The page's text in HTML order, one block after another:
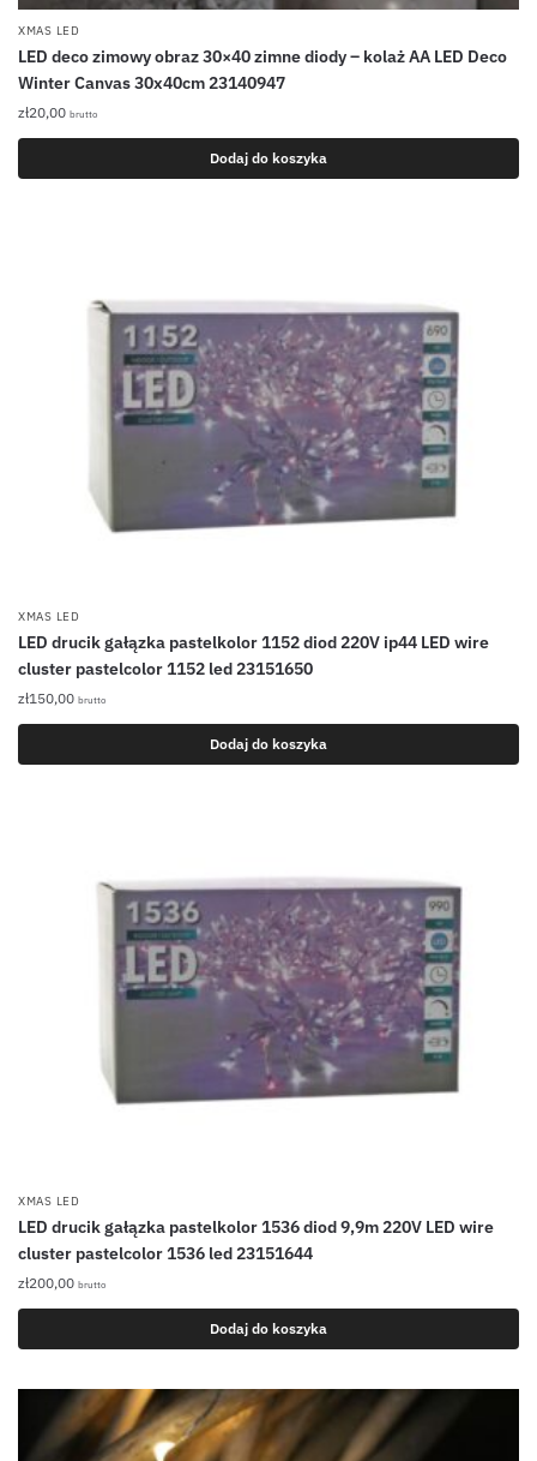
XMAS LED
LED deco zimowy obraz 30×40 zimne diody – kolaż AA LED Deco
Winter Canvas 30x40cm 23140947
zł20,00 brutto
Dodaj do koszyka
XMAS LED
LED drucik gałązka pastelkolor 1152 diod 220V ip44 LED wire
cluster pastelcolor 1152 led 23151650
zł150,00 brutto
Dodaj do koszyka
XMAS LED
LED drucik gałązka pastelkolor 1536 diod 9,9m 220V LED wire
cluster pastelcolor 1536 led 23151644
zł200,00 brutto
Dodaj do koszyka